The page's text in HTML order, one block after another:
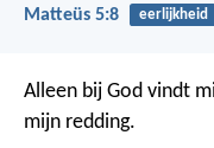
Matteüs 5:8 eerlijkheid
Alleen bij God vindt
mijn redding.